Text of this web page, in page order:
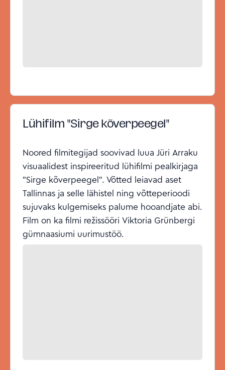
Lühifilm "Sirge kõverpeegel"
Noored filmitegijad soovivad luua Jüri Arraku
visuaalidest inspireeritud lühifilmi pealkirjaga
"Sirge kõverpeegel". Võtted leiavad aset
Tallinnas ja selle lähistel ning võtteperioodi
sujuvaks kulgemiseks palume hooandjate abi.
Film on ka filmi režissööri Viktoria Grünbergi
gümnaasiumi uurimustöö.